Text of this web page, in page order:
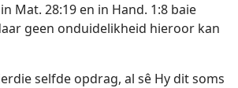
Mat. 28:19 en in Hand. 1:8 baie
geen onduidelikheid hieroor kan
selfde opdrag, al sê Hy dit soms